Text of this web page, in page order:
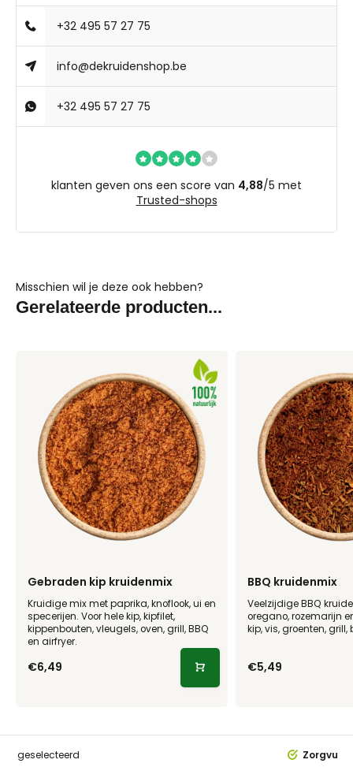
+32 495 57 27 75
info@dekruidenshop.be
+32 495 57 27 75
klanten geven ons een score van 4,88/5 met
Trusted-shops
Misschien wil je deze ook hebben?
Gerelateerde producten...
Gebraden kip kruidenmix
Kruidige mix met paprika, knoflook, ui en
specerijen. Voor hele kip, kipfilet,
kippenbouten, vleugels, oven, grill, BBQ
en airfryer.
€6,49
BBQ kruidenmix
Veelzijdige BBQ
oregano, rozemarijn
kip, vis, groenten,
€5,49
geselecteerd